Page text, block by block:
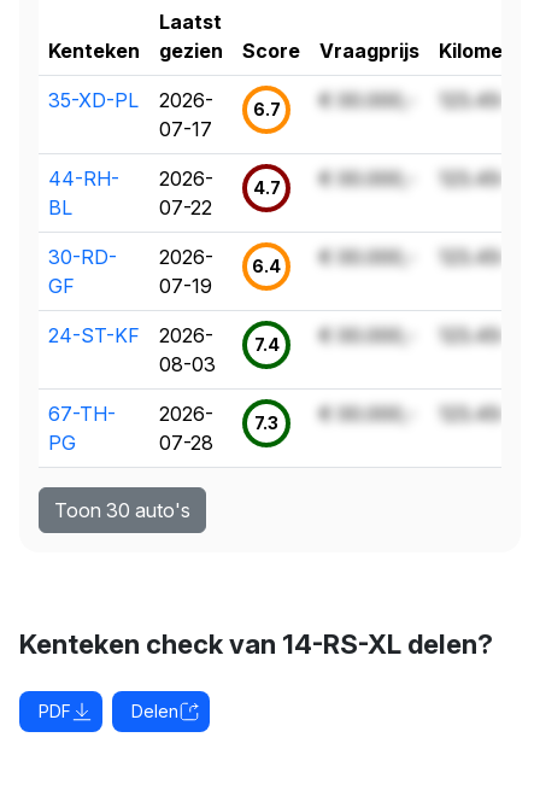
Kenteken
Laatst
gezien
Score Vraagprijs
35-XD-PL
2026-
07-17
6.7 € 00.000,- 123.456 km
44-RH-
BL
2026-
07-22
4.7 € 00.000,- 123.456 km
30-RD-
GF
2026-
07-19
6.4 € 00.000,- 123.456 km
24-ST-KF
2026-
08-03
7.4 € 00.000,- 123.456 km
67-TH-
PG
2026-
07-28
7.3 € 00.000,- 123.456 km
Toon 30 auto's
Kenteken check van 14-RS-XL delen?
PDF Delen